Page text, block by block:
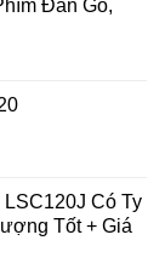
Đàn Gỗ,
Có Ty
Tốt + Giá